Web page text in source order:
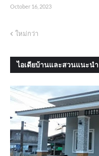
October 16, 2023
ใหม่กว่า
ไอเดียบ้านและสวนแนะนำ